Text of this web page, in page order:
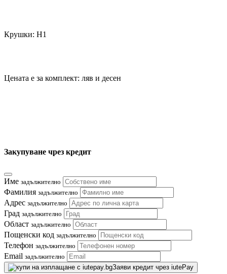
Крушки: Н1
Цената е за комплект: ляв и десен
Закупуване чрез кредит
Име задължително
Фамилия задължително
Адрес задължително
Град задължително
Област задължително
Пощенски код задължително
Телефон задължително
Email задължително
Заяви кредит чрез iutePay